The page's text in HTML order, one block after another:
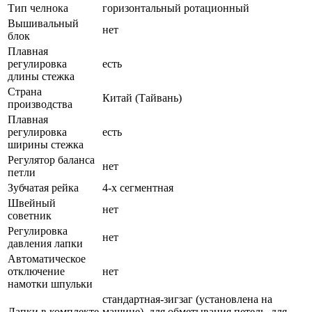
Тип челнока
горизонтальный ротационный
Вышивальный
блок
нет
Плавная
регулировка
длины стежка
есть
Страна
производства
Китай (Тайвань)
Плавная
регулировка
ширины стежка
есть
Регулятор баланса
петли
нет
Зубчатая рейка
4-х сегментная
Швейный
советник
нет
Регулировка
давления лапки
нет
Автоматическое
отключение
намотки шпульки
нет
стандартная-зигзаг (установлена на